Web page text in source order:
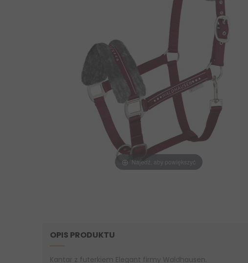
Najedź, aby powiększyć
OPIS PRODUKTU
Kantar z futerkiem Elegant firmy Waldhausen.